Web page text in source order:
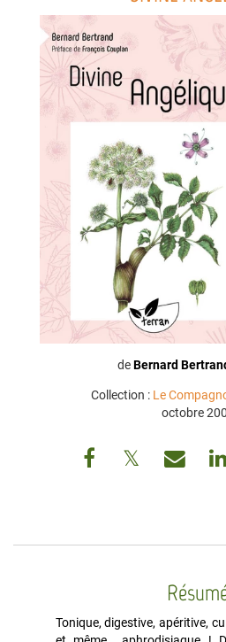
deBernard
Collection : Le
octobre
Tonique, digestive, apéritive,